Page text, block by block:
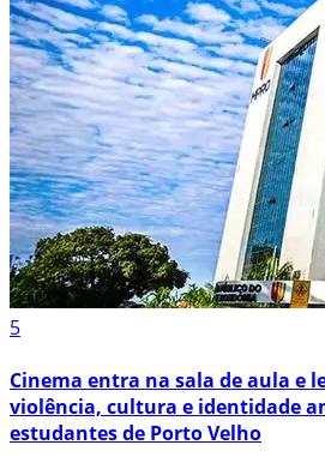
5
Cinema entra na sala de aula e
violência, cultura e identidade
estudantes de Porto Velho